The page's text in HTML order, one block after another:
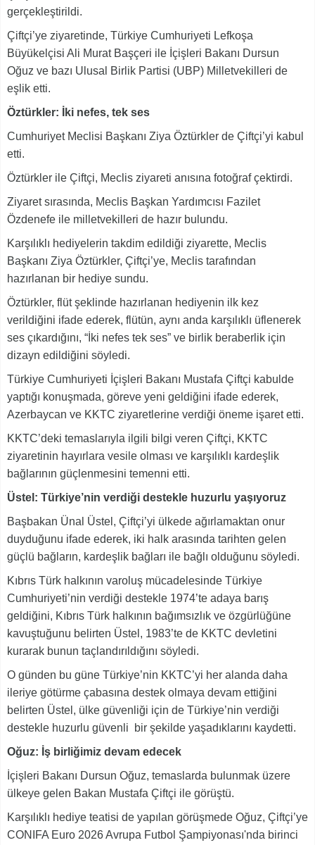
gerçekleştirildi.
Çiftçi’ye ziyaretinde, Türkiye Cumhuriyeti Lefkoşa
Büyükelçisi Ali Murat Başçeri ile İçişleri Bakanı Dursun
Oğuz ve bazı Ulusal Birlik Partisi (UBP) Milletvekilleri de
eşlik etti.
Öztürkler: İki nefes, tek ses
Cumhuriyet Meclisi Başkanı Ziya Öztürkler de Çiftçi’yi kabul
etti.
Öztürkler ile Çiftçi, Meclis ziyareti anısına fotoğraf çektirdi.
Ziyaret sırasında, Meclis Başkan Yardımcısı Fazilet
Özdenefe ile milletvekilleri de hazır bulundu.
Karşılıklı hediyelerin takdim edildiği ziyarette, Meclis
Başkanı Ziya Öztürkler, Çiftçi’ye, Meclis tarafından
hazırlanan bir hediye sundu.
Öztürkler, flüt şeklinde hazırlanan hediyenin ilk kez
verildiğini ifade ederek, flütün, aynı anda karşılıklı üflenerek
ses çıkardığını, “İki nefes tek ses” ve birlik beraberlik için
dizayn edildiğini söyledi.
Türkiye Cumhuriyeti İçişleri Bakanı Mustafa Çiftçi kabulde
yaptığı konuşmada, göreve yeni geldiğini ifade ederek,
Azerbaycan ve KKTC ziyaretlerine verdiği öneme işaret etti.
KKTC’deki temaslarıyla ilgili bilgi veren Çiftçi, KKTC
ziyaretinin hayırlara vesile olması ve karşılıklı kardeşlik
bağlarının güçlenmesini temenni etti.
Üstel: Türkiye’nin verdiği destekle huzurlu yaşıyoruz
Başbakan Ünal Üstel, Çiftçi’yi ülkede ağırlamaktan onur
duyduğunu ifade ederek, iki halk arasında tarihten gelen
güçlü bağların, kardeşlik bağları ile bağlı olduğunu söyledi.
Kıbrıs Türk halkının varoluş mücadelesinde Türkiye
Cumhuriyeti’nin verdiği destekle 1974’te adaya barış
geldiğini, Kıbrıs Türk halkının bağımsızlık ve özgürlüğüne
kavuştuğunu belirten Üstel, 1983’te de KKTC devletini
kurarak bunun taçlandırıldığını söyledi.
O günden bu güne Türkiye’nin KKTC’yi her alanda daha
ileriye götürme çabasına destek olmaya devam ettiğini
belirten Üstel, ülke güvenliği için de Türkiye’nin verdiği
destekle huzurlu güvenli bir şekilde yaşadıklarını kaydetti.
Oğuz: İş birliğimiz devam edecek
İçişleri Bakanı Dursun Oğuz, temaslarda bulunmak üzere
ülkeye gelen Bakan Mustafa Çiftçi ile görüştü.
Karşılıklı hediye teatisi de yapılan görüşmede Oğuz, Çiftçi’ye
CONIFA Euro 2026 Avrupa Futbol Şampiyonası'nda birinci